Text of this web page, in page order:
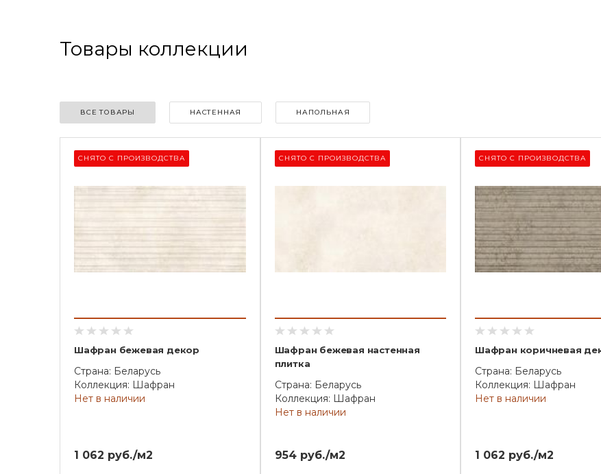
Товары коллекции
ВСЕ ТОВАРЫ НАСТЕННАЯ НАПОЛЬНАЯ
СНЯТО С ПРОИЗВОДСТВА
Шафран бежевая декор
Страна: Беларусь
Коллекция: Шафран
Нет в наличии
1 062 руб./м2
СНЯТО С ПРОИЗВОДСТВА
Шафран бежевая настенная
плитка
Страна: Беларусь
Коллекция: Шафран
Нет в наличии
954 руб./м2
СНЯТО С ПРОИЗВОДСТВА
Шафран коричневая
Страна: Беларусь
Коллекция: Шафран
Нет в наличии
1 062 руб./м2